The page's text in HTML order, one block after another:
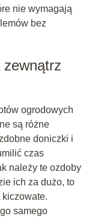
nie wymagają
bez
ogrodowych
są różne
doniczki i
czas
należy te ozdoby
ich za dużo, to
samego